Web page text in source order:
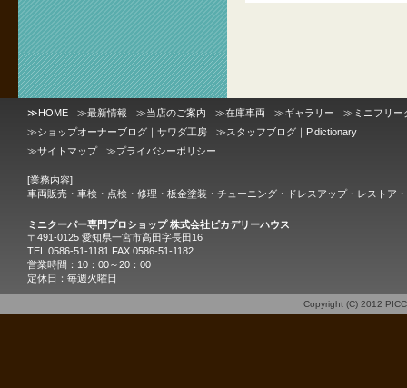
≫HOME ≫最新情報 ≫当店のご案内 ≫在庫車両 ≫ギャラリー ≫ ミニフリー
≫ショップオーナーブログ｜サワダ工房 ≫スタッフブログ｜P.dictionary
≫サイトマップ ≫プライバシーポリシー
[業務内容]
車両販売・車検・点検・修理・板金塗装・チューニング・ドレスアップ・レストア
ミニクーパー専門プロショップ 株式会社ピカデリーハウス
〒491-0125 愛知県一宮市高田字長田16
TEL 0586-51-1181 FAX 0586-51-1182
営業時間：10：00～20：00
定休日：毎週火曜日
Copyright (C) 2012